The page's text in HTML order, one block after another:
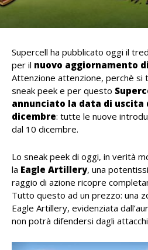
Supercell ha pubblicato oggi il
per il nuovo aggiornamento
Attenzione attenzione, perchè si
sneak peek e per questo
annunciato la data di uscita
dicembre: tutte le nuove
dal 10 dicembre.
Lo sneak peek di oggi, in verità
la Eagle Artillery, una
raggio di azione ricopre
Tutto questo ad un prezzo: una
Eagle Artillery, evidenziata
non potrà difendersi dagli